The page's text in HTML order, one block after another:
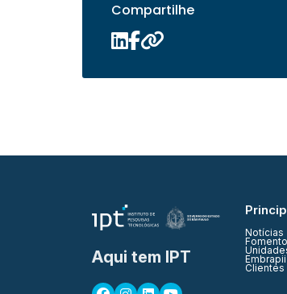
Compartilhe
Aqui tem IPT
Notícias
Fomento
Embrapii
Clientes